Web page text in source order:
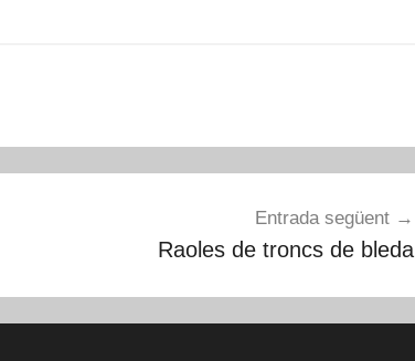
Entrada següent
Raoles de troncs de bleda